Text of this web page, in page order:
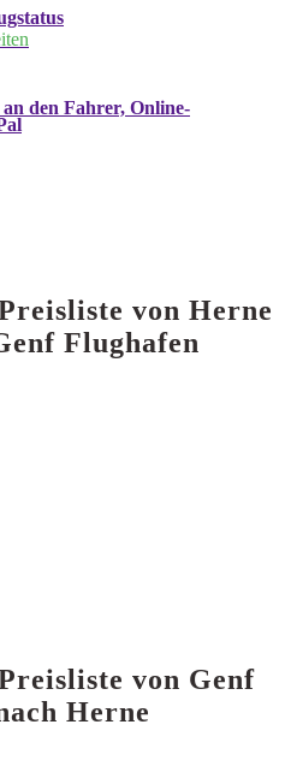
den Fahrer, Online-
von Herne
Flughafen
von Genf
Herne